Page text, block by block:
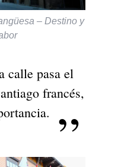
– Destino y
calle pasa el
francés,